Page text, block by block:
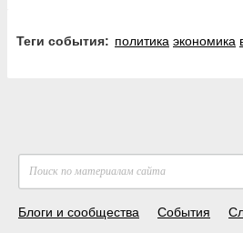
Теги события: политика экономика
Блоги и сообщества События